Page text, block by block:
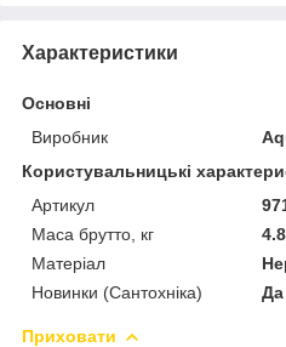
Характеристики
Основні
Виробник
Користувальницькі
Артикул
Маса брутто, кг
4.8
Матеріал
Новинки (Сантохніка)
Да
Приховати